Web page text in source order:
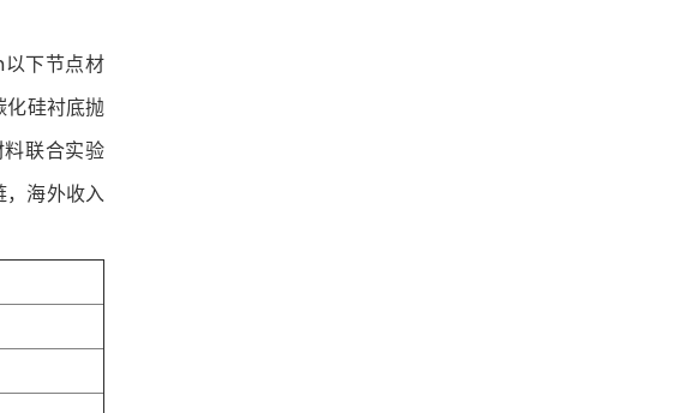
下节点材
化硅衬底抛
联合实验
，海外收入